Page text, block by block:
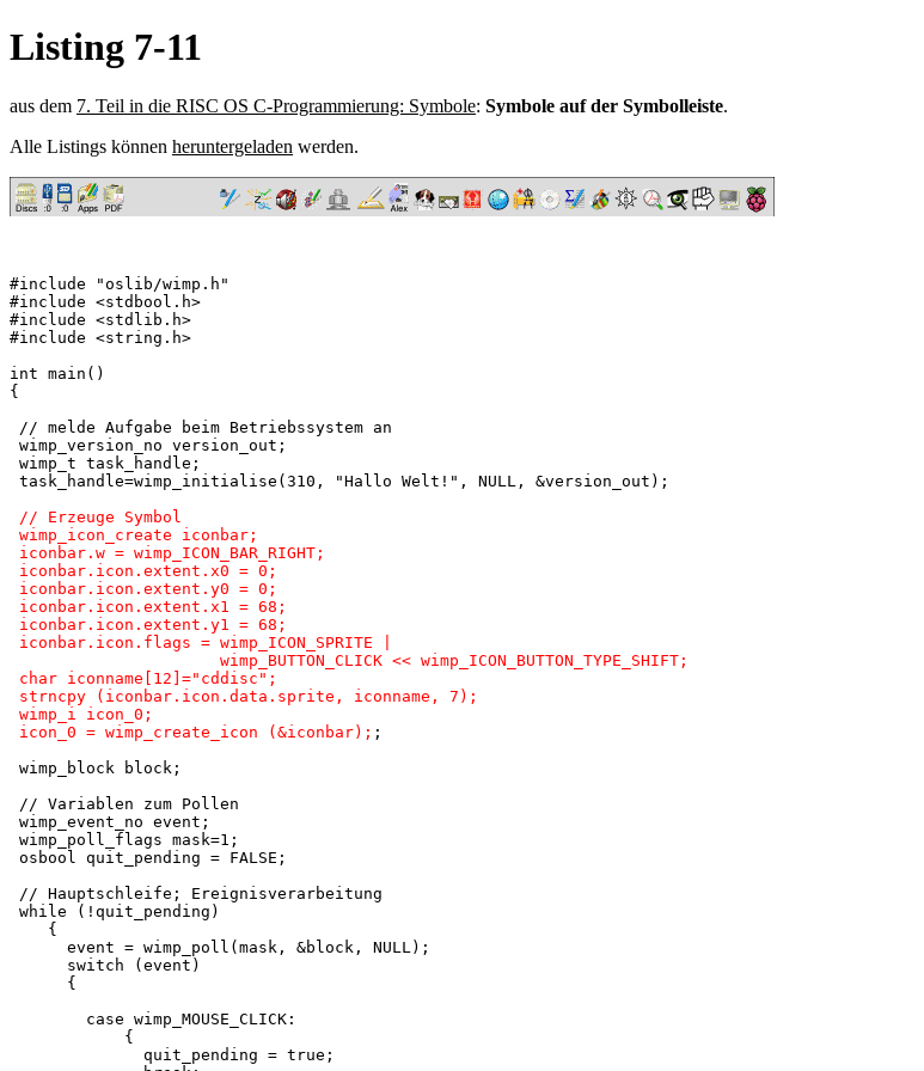
Listing 7-11
aus dem 7. Teil in die RISC OS C-Programmierung: Symbole: Symbole auf der Symbolleiste.
Alle Listings können heruntergeladen werden.
#include "oslib/wimp.h"
#include <stdbool.h>
#include <stdlib.h>
#include <string.h>
int main()
{
// melde Aufgabe beim Betriebssystem an
wimp_version_no version_out;
wimp_t task_handle;
task_handle=wimp_initialise(310, "Hallo Welt!", NULL, &version_out);
// Erzeuge Symbol
wimp_icon_create iconbar;
iconbar.w = wimp_ICON_BAR_RIGHT;
iconbar.icon.extent.x0 = 0;
iconbar.icon.extent.y0 = 0;
iconbar.icon.extent.x1 = 68;
iconbar.icon.extent.y1 = 68;
iconbar.icon.flags = wimp_ICON_SPRITE |
                      wimp_BUTTON_CLICK << wimp_ICON_BUTTON_TYPE_SHIFT;
char iconname[12]="cddisc";
strncpy (iconbar.icon.data.sprite, iconname, 7);
wimp_i icon_0;
icon_0 = wimp_create_icon (&iconbar); ;
wimp_block block;
// Variablen zum Pollen
wimp_event_no event;
wimp_poll_flags mask=1;
osbool quit_pending = FALSE;
// Hauptschleife; Ereignisverarbeitung
while (!quit_pending)
    {
      event = wimp_poll(mask, &block, NULL);
      switch (event)
      {
        case wimp_MOUSE_CLICK:
            {
              quit_pending = true;